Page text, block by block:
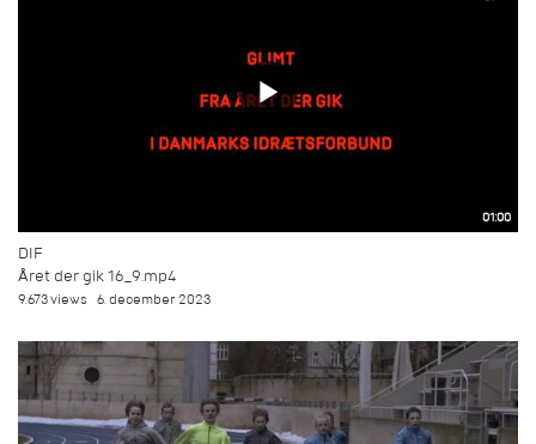
01:00
DIF
Året der gik 16_9.mp4
9.673 views 6. december 2023